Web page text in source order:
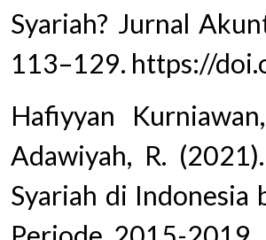
Syariah? Jurnal
113–129. https://
Hafiyyan
Adawiyah, R.
Syariah di Indonesia